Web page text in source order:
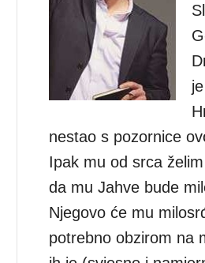
nestao s pozornice
Ipak mu od srca
da mu Jahve bude
Njegovo će mu
potrebno obzirom na